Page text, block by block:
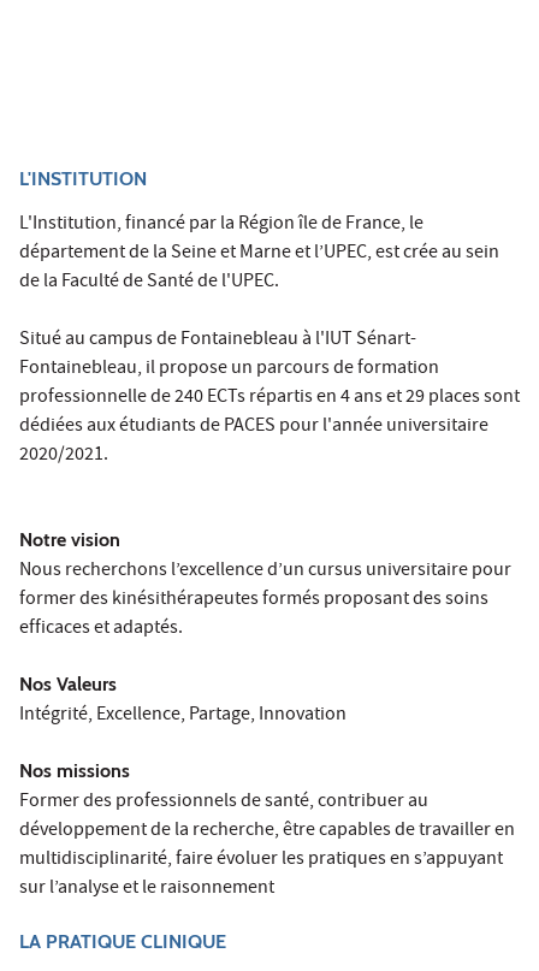
L'INSTITUTION
L'Institution, financé par la Région île de France, le
département de la Seine et Marne et l’UPEC, est crée au sein
de la Faculté de Santé de l'UPEC.
Situé au campus de Fontainebleau à l'IUT Sénart-
Fontainebleau, il propose un parcours de formation
professionnelle de 240 ECTs répartis en 4 ans et 29 places sont
dédiées aux étudiants de PACES pour l'année universitaire
2020/2021.
Notre vision
Nous recherchons l’excellence d’un cursus universitaire pour
former des kinésithérapeutes formés proposant des soins
efficaces et adaptés.
Nos Valeurs
Intégrité, Excellence, Partage, Innovation
Nos missions
Former des professionnels de santé, contribuer au
développement de la recherche, être capables de travailler en
multidisciplinarité, faire évoluer les pratiques en s’appuyant
sur l’analyse et le raisonnement
LA PRATIQUE CLINIQUE